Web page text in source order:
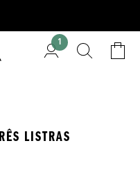
1
LISTRAS